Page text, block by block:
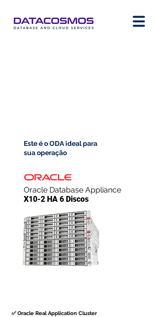
Este é o ODA ideal para
sua operação
Oracle Database Appliance
X10-2 HA 6 Discos
✅ Oracle Real Application Cluster